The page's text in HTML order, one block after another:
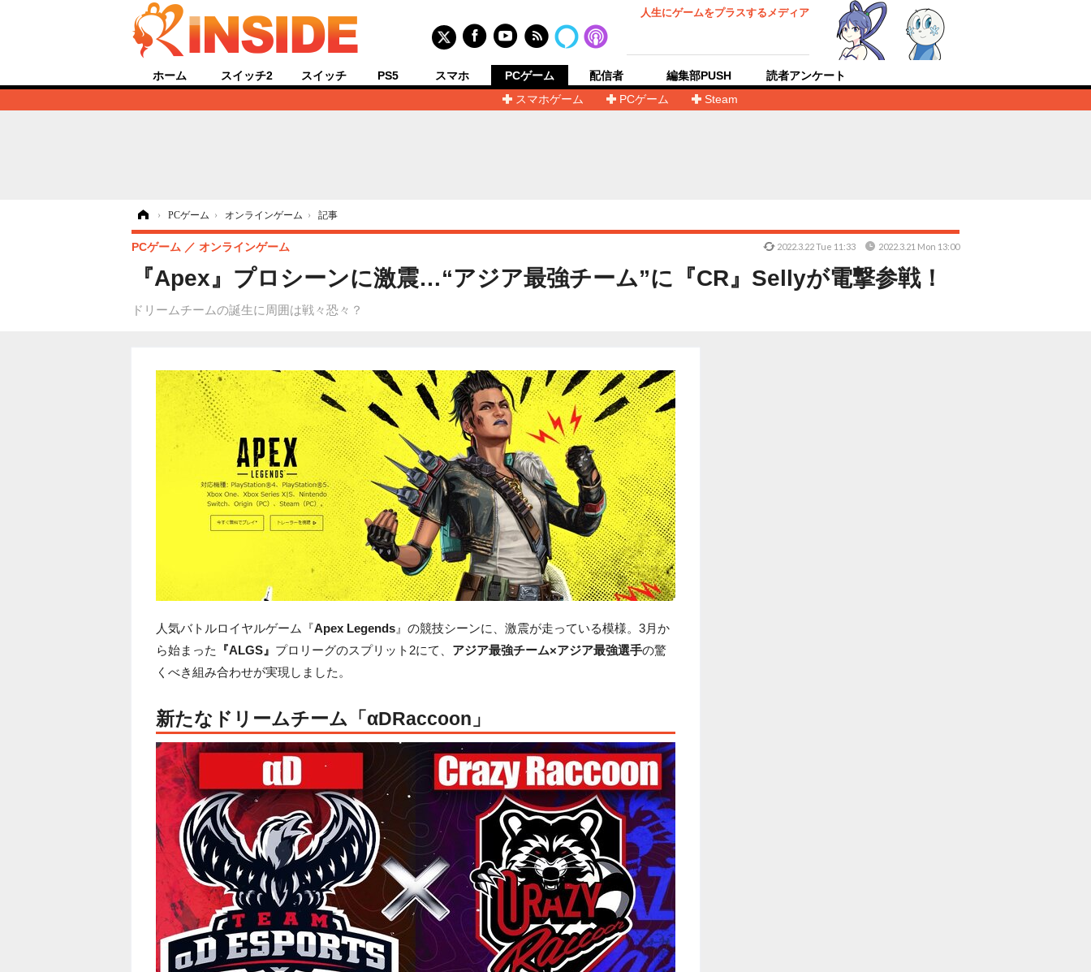
人生にゲームをプラスするメディア
ホーム スイッチ2 スイッチ PS5 スマホ
PCゲーム
スマホゲーム
PCゲーム Steam
配信者 編集部PUSH 読者アンケート
› PCゲーム › オンラインゲーム › 記事
『Apex』プロシーンに激震…“アジア最強チーム”に『CR』Sellyが電撃参戦！
ドリームチームの誕生に周囲は戦々恐々？
PCゲーム オンラインゲーム 2022.3.22 Tue 11:33 2022.3.21 Mon 13:00
人気バトルロイヤルゲーム『Apex Legends 』の競技シーンに、激震が走っている模様。3月か
ら始まった
『ALGS』 プロリーグのスプリット2にて、 アジア最強チーム×アジア最強選手の驚
くべき組み合わせが実現しました。
新たなドリームチーム「αDRaccoon」